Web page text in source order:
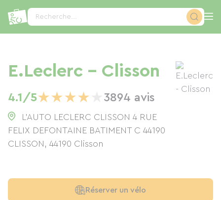
Recherche...
E.Leclerc - Clisson
4.1/5★★★★ 3894 avis
L'AUTO LECLERC CLISSON 4 RUE
FELIX DEFONTAINE BATIMENT C 44190
CLISSON , 44190 Clisson
Réserver un vélo
Panneau de gestion des cookies